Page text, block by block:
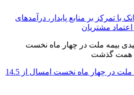
با تمرکز بر منابع پایدار، درآمدهای
مشتریان
حق بیمه تولیدی بیمه ملت در چهار ماه نخست امسال از 14.5